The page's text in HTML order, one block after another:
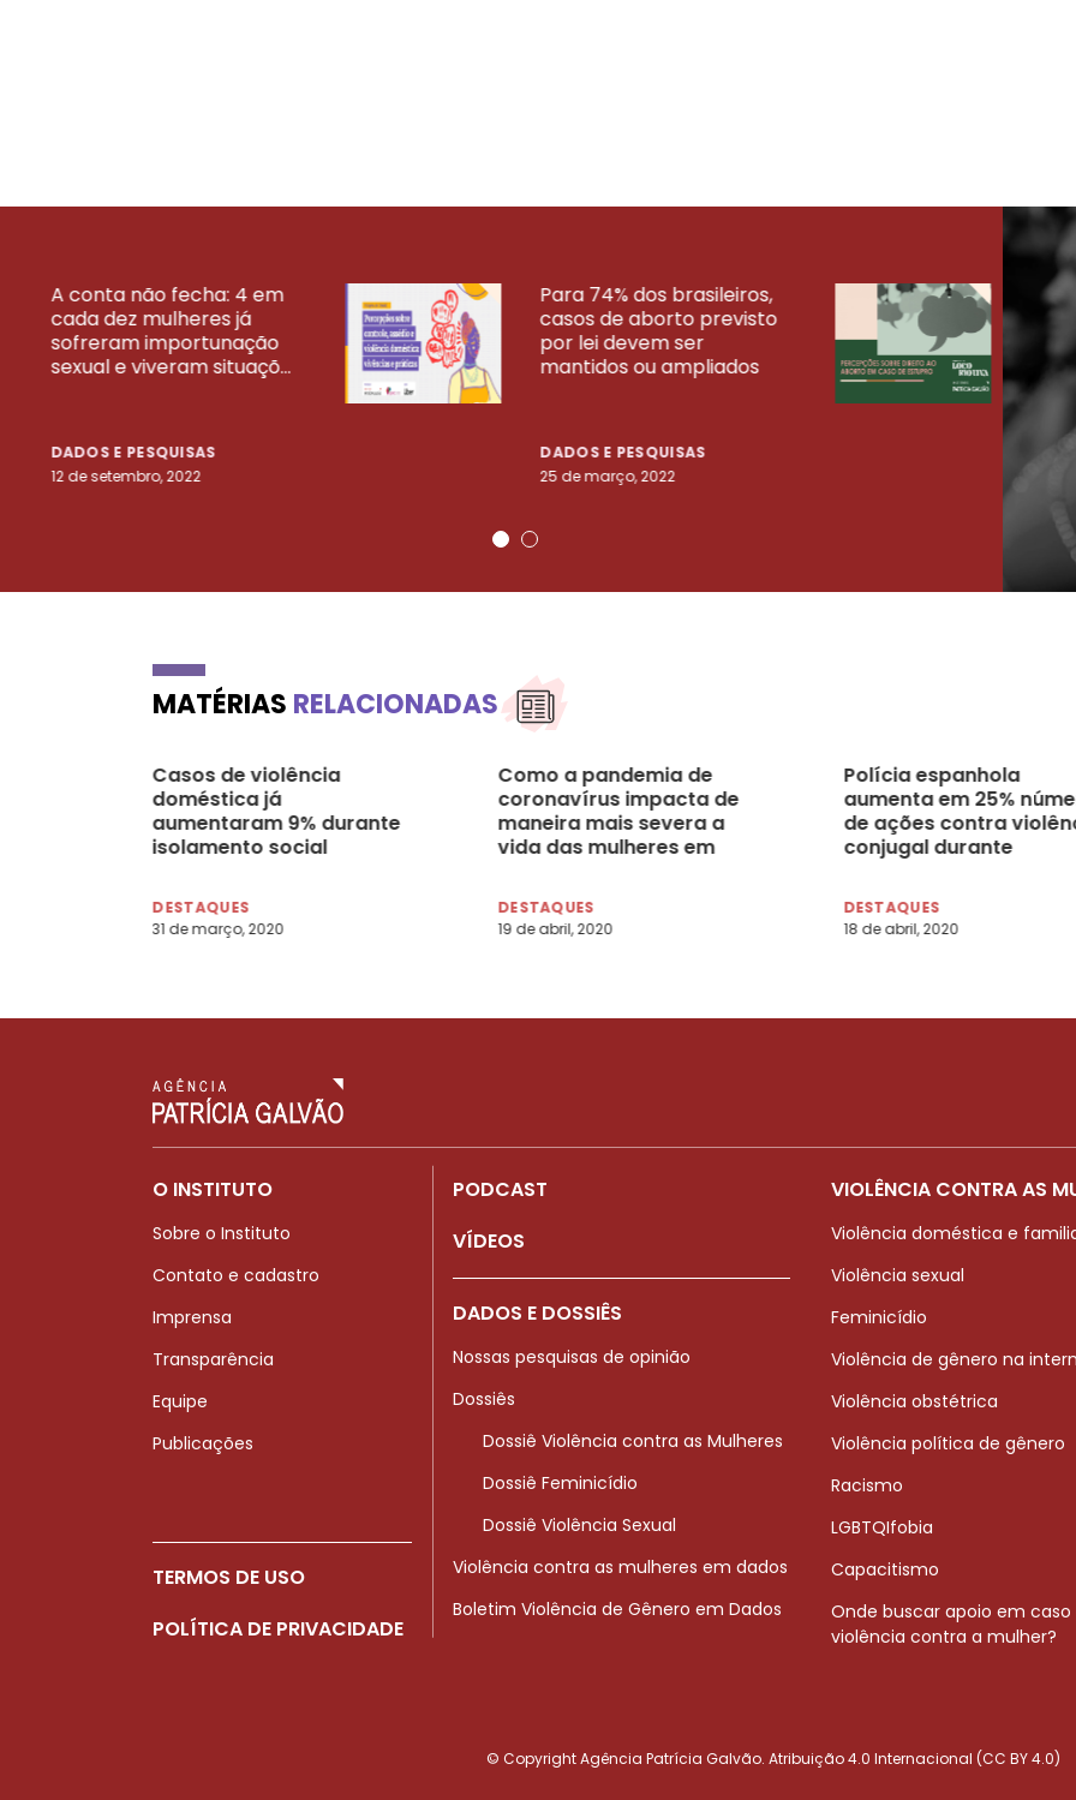
A conta não fecha: 4 em
cada dez mulheres já
sofreram importunação
sexual e viveram situaçõ...
DADOS E PESQUISAS
12 de setembro, 2022
Para 74% dos brasileiros,
casos de aborto previsto
por lei devem ser
mantidos ou ampliados
DADOS E PESQUISAS
25 de março, 2022
23
VEJA MAIS PESQUISAS
MATÉRIAS RELACIONADAS
Casos de violência
doméstica já
aumentaram 9% durante
isolamento social
DESTAQUES
31 de março, 2020
Como a pandemia de
coronavírus impacta de
maneira mais severa a
vida das mulheres em
DESTAQUES
19 de abril, 2020
Polícia espanhola
aumenta em 25%
de ações contra
conjugal durante
DESTAQUES
18 de abril, 2020
O INSTITUTO
Sobre o Instituto
Contato e cadastro
Imprensa
Transparência
Equipe
Publicações
TERMOS DE USO
POLÍTICA DE PRIVACIDADE
PODCAST
VÍDEOS
DADOS E DOSSIÊS
Nossas pesquisas de opinião
Dossiês
Dossiê Violência contra as Mulheres
Dossiê Feminicídio
Dossiê Violência Sexual
Violência contra as mulheres em dados
Boletim Violência de Gênero em Dados
VIOLÊNCIA CONTRA AS
Violência doméstica e
Violência sexual
Feminicídio
Violência de gênero na
Violência obstétrica
Violência política de gênero
Racismo
LGBTQIfobia
Capacitismo
Onde buscar apoio em caso
violência contra a mulher?
© Copyright Agência Patrícia Galvão. Atribuição 4.0 Internacional (CC BY 4.0)